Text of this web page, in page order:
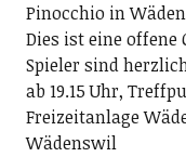
Pinocchio in
Dies ist eine offene
Spieler sind
ab 19.15 Uhr,
Freizeitanlage
Wädenswil